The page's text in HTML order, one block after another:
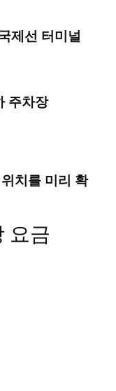
제선 터미널
주차장
치를 미리 확
요금